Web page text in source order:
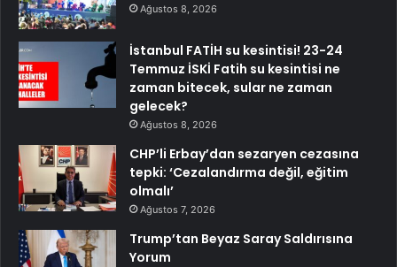
Ağustos 8, 2026
İstanbul FATİH su kesintisi! 23-24
Temmuz İSKİ Fatih su kesintisi ne
zaman bitecek, sular ne zaman
gelecek?
Ağustos 8, 2026
CHP’li Erbay’dan sezaryen cezasına
tepki: ‘Cezalandırma değil, eğitim
olmalı’
Ağustos 7, 2026
Trump’tan Beyaz Saray Saldırısına
Yorum